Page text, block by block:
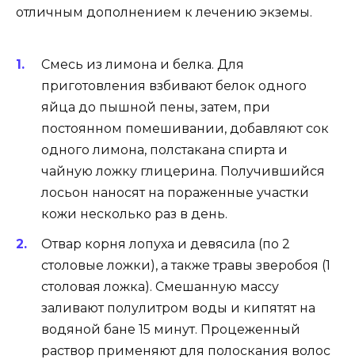
отличным дополнением к лечению экземы.
Смесь из лимона и белка. Для
приготовления взбивают белок одного
яйца до пышной пены, затем, при
постоянном помешивании, добавляют сок
одного лимона, полстакана спирта и
чайную ложку глицерина. Получившийся
лосьон наносят на пораженные участки
кожи несколько раз в день.
Отвар корня лопуха и девясила (по 2
столовые ложки), а также травы зверобоя (1
столовая ложка). Смешанную массу
заливают полулитром воды и кипятят на
водяной бане 15 минут. Процеженный
раствор применяют для полоскания волос